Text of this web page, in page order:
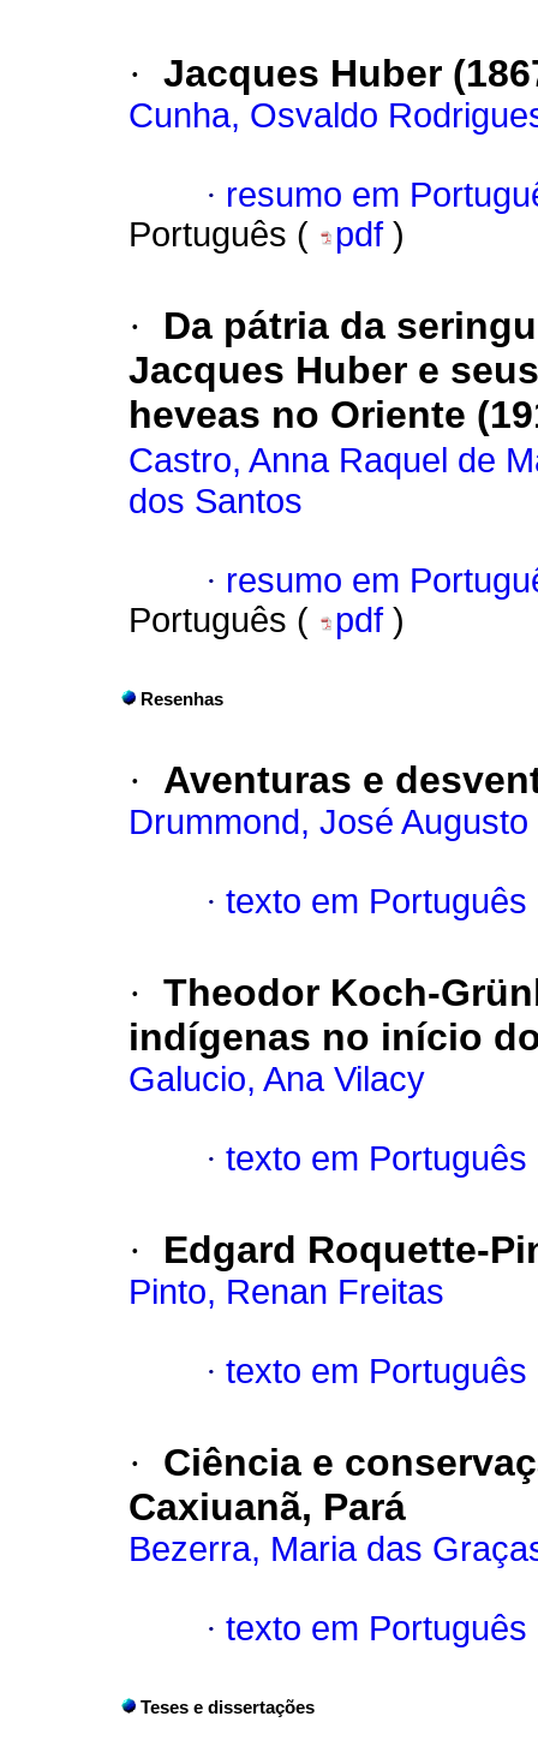
· Jacques Huber
Cunha, Osvaldo
· resumo em
Português (
pdf )
·
Da pátria da
Jacques Huber e
heveas no Oriente
Castro, Anna Raquel de
dos Santos
· resumo em
Português (
pdf )
Resenhas
· Aventuras e
Drummond, José Augusto
· texto em Português
· Theodor Koch-
indígenas no início
Galucio, Ana Vilacy
· texto em Português
· Edgard Roquette-
Pinto, Renan Freitas
· texto em Português
·
Ciência e
Caxiuanã, Pará
Bezerra, Maria das
· texto em Português
Teses e dissertações